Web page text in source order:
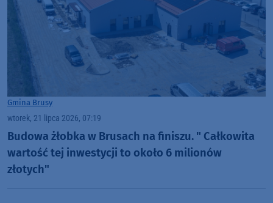
Gmina Brusy
wtorek, 21 lipca 2026, 07:19
Budowa żłobka w Brusach na finiszu. " Całkowita
wartość tej inwestycji to około 6 milionów
złotych"